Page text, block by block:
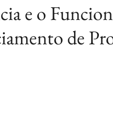
e o
de